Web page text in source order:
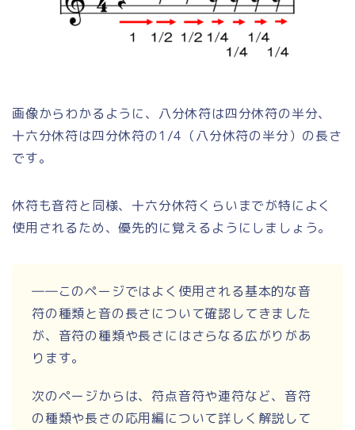
画像からわかるように、八分休符は四分休符の半分、
十六分休符は四分休符の1/4（八分休符の半分）の長さ
です。
休符も音符と同様、十六分休符くらいまでが特によく
使用されるため、優先的に覚えるようにしましょう。
――このページではよく使用される基本的な音
符の種類と音の長さについて確認してきました
が、音符の種類や長さにはさらなる広がりがあ
ります。
次のページからは、符点音符や連符など、音符
の種類や長さの応用編について詳しく解説して